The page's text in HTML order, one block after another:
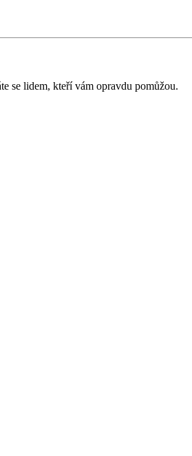
se lidem, kteří vám opravdu pomůžou.